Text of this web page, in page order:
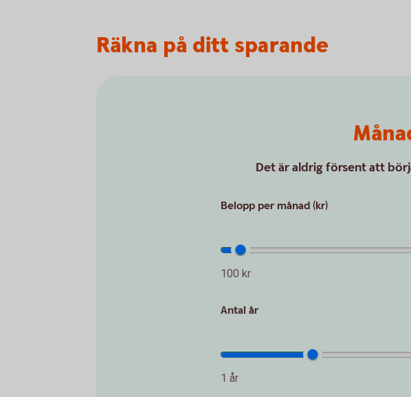
Räkna på ditt sparande
Det är aldrig försent att
Belopp per månad (kr)
100 kr
Antal år
1 år